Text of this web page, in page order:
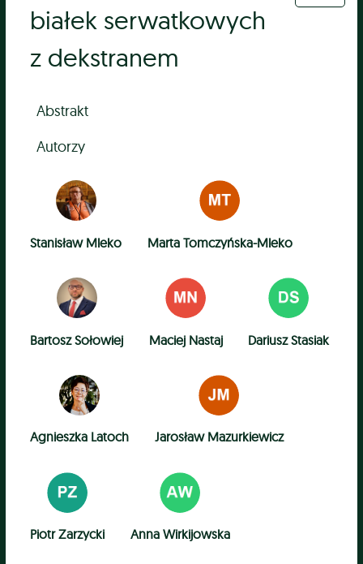
białek serwatkowych
z dekstranem
Abstrakt
Autorzy
Stanisław Mleko Marta Tomczyńska-Mleko
Bartosz Sołowiej Maciej Nastaj Dariusz Stasiak
Agnieszka Latoch Jarosław Mazurkiewicz
Piotr Zarzycki Anna Wirkijowska